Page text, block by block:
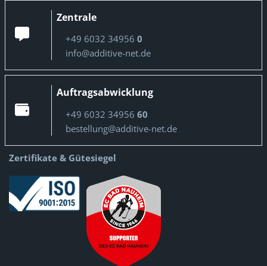
Zentrale
+49 6032 34956 0
info@additive-net.de
Auftragsabwicklung
+49 6032 34956 60
bestellung@additive-net.de
Zertifikate & Gütesiegel